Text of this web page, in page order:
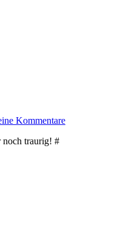
Kommentare
noch traurig! #